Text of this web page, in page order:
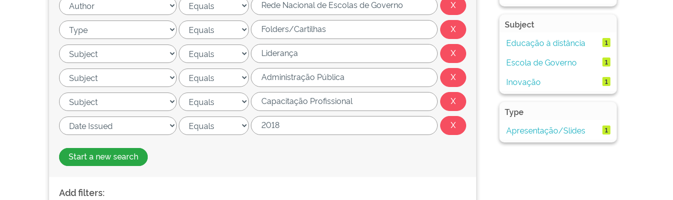
Start a new search
Add filters:
Subject
Educação à distância
1
Escola de Governo 1
Inovação 1
Type
Apresentação/Slides
1